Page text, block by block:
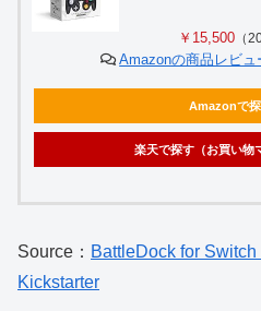
￥15,500 （
Amazonの商品レビュ
Amazonで
楽天で探す（お買い物
Source： BattleDock for
Kickstarter